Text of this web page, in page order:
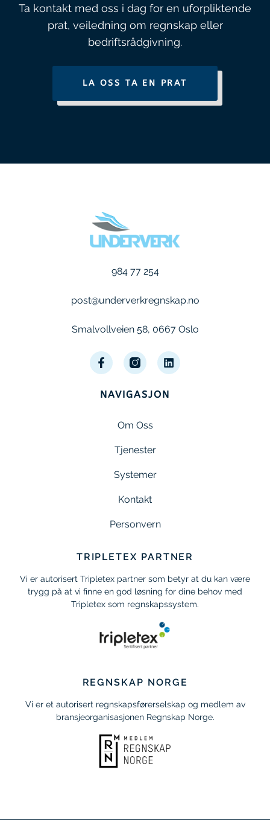
Ta kontakt med oss i dag for en uforpliktende
prat, veiledning om regnskap eller
bedriftsrådgivning.
LA OSS TA EN PRAT
984 77 254
post@underverkregnskap.no
Smalvollveien 58, 0667 Oslo
NAVIGASJON
Om Oss
Tjenester
Systemer
Kontakt
Personvern
TRIPLETEX PARTNER
Vi er autorisert Tripletex partner som betyr at du kan være
trygg på at vi finne en god løsning for dine behov med
Tripletex som regnskapssystem.
REGNSKAP NORGE
Vi er et autorisert regnskapsførerselskap og medlem av
bransjeorganisasjonen Regnskap Norge.